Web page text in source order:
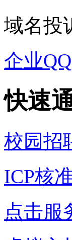
域名投
企业
快速
校园招
ICP核
点击服